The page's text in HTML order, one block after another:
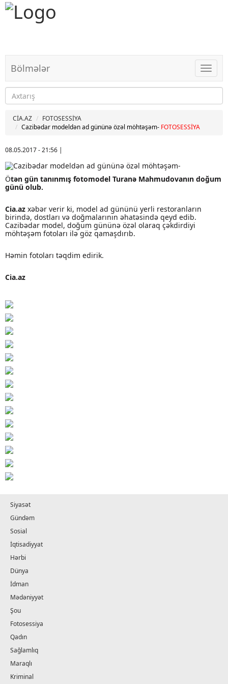
Bölmələr
CİA.AZ
FOTOSESSİYA
Cazibədar modeldən ad gününə özəl möhtəşəm- FOTOSESSİYA
08.05.2017 - 21:56 |
Ötən gün tanınmış fotomodel Turanə Mahmudovanın doğum
günü olub.
Cia.az xəbər verir ki, model ad gününü yerli restoranların
birində, dostları və doğmalarının əhatəsində qeyd edib.
Cazibədar model, doğum gününə özəl olaraq çəkdirdiyi
möhtəşəm fotoları ilə göz qamaşdırıb.
Həmin fotoları təqdim edirik.
Cia.az
Siyasət
Gündəm
Sosial
İqtisadiyyat
Hərbi
Dünya
İdman
Mədəniyyət
Şou
Fotosessiya
Qadın
Sağlamlıq
Maraqlı
Kriminal